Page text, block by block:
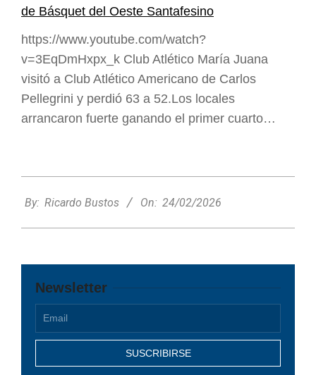
de Básquet del Oeste Santafesino
https://www.youtube.com/watch?
v=3EqDmHxpx_k Club Atlético María Juana
visitó a Club Atlético Americano de Carlos
Pellegrini y perdió 63 a 52.Los locales
arrancaron fuerte ganando el primer cuarto…
02-
By: Ricardo Bustos On: 24/02/2026
Newsletter